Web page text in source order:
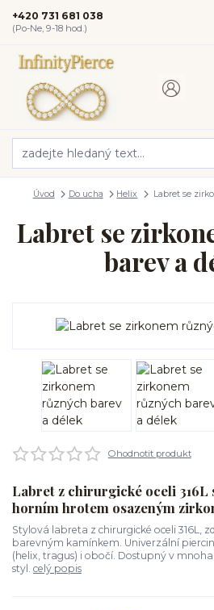
+420 731 681 038
(Po-Ne, 9-18 hod.)
Úvod Do ucha Helix Labret se
Labret se
barev a
Ohodnotit produkt
Labret z chirurgické oceli 316L
horním hrotem osazeným
Stylová labreta z chirurgické oceli 316L,
barevným kamínkem. Univerzální
(helix, tragus) i obočí. Dostupný v
styl. celý popis